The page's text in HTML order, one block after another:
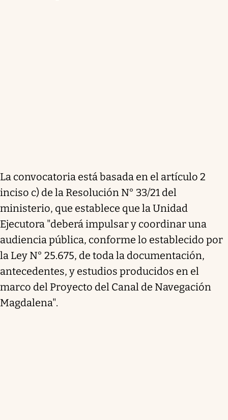
La convocatoria está basada en el artículo 2
inciso c) de la Resolución N° 33/21 del
ministerio, que establece que la Unidad
Ejecutora "deberá impulsar y coordinar una
audiencia pública, conforme lo establecido por
la Ley N° 25.675, de toda la documentación,
antecedentes, y estudios producidos en el
marco del Proyecto del Canal de Navegación
Magdalena".